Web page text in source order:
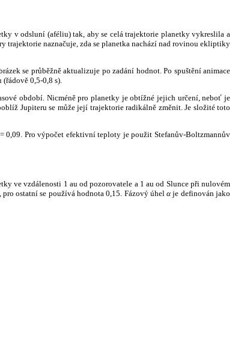
v odsluní (aféliu) tak, aby se celá trajektorie planetky vykreslila a
trajektorie naznačuje, zda se planetka nachází nad rovinou ekliptiky
se průběžně aktualizuje po zadání hodnot. Po spuštění animace
0,5-0,8 s).
období. Nicméně pro planetky je obtížné jejich určení, neboť je
Jupiteru se může její trajektorie radikálně změnit. Je složité toto
= 0,09. Pro výpočet efektivní teploty je použit Stefanův-Boltzmannův
ve vzdálenosti 1 au od pozorovatele a 1 au od Slunce při nulovém
pro ostatní se používá hodnota 0,15. Fázový úhelα je definován jako